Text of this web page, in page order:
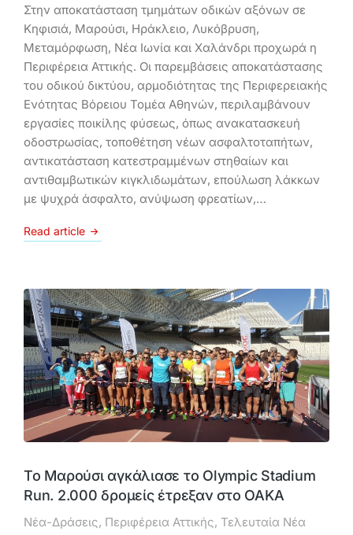
Στην αποκατάσταση τμημάτων οδικών αξόνων σε
Κηφισιά, Μαρούσι, Ηράκλειο, Λυκόβρυση,
Μεταμόρφωση, Νέα Ιωνία και Χαλάνδρι προχωρά η
Περιφέρεια Αττικής. Οι παρεμβάσεις αποκατάστασης
του οδικού δικτύου, αρμοδιότητας της Περιφερειακής
Ενότητας Βόρειου Τομέα Αθηνών, περιλαμβάνουν
εργασίες ποικίλης φύσεως, όπως ανακατασκευή
οδοστρωσίας, τοποθέτηση νέων ασφαλτοταπήτων,
αντικατάσταση κατεστραμμένων στηθαίων και
αντιθαμβωτικών κιγκλιδωμάτων, επούλωση λάκκων
με ψυχρά άσφαλτο, ανύψωση φρεατίων,…
Read article
Το Μαρούσι αγκάλιασε το Olympic Stadium
Run. 2.000 δρομείς έτρεξαν στο ΟΑΚΑ
Νέα-Δράσεις, Περιφέρεια Αττικής, Τελευταία Νέα